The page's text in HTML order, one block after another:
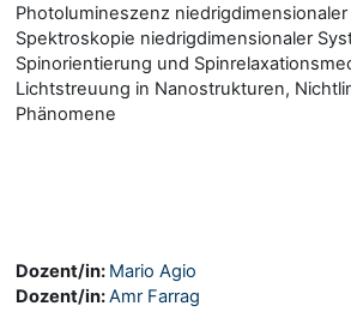
Photolumineszenz
Spektroskopie niedrigdimensionaler
Spinorientierung und
Lichtstreuung in Nanostrukturen,
Phänomene
Dozent/in: Mario Agio
Dozent/in:Amr Farrag